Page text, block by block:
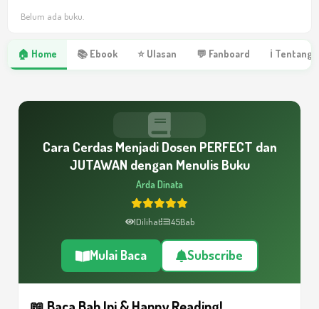
Belum ada buku.
🏠 Home 📚 Ebook ⭐ Ulasan 💬 Fanboard ℹ Tentang
Cara Cerdas Menjadi Dosen PERFECT dan
JUTAWAN dengan Menulis Buku
Arda Dinata
1Dilihat 145Bab
Mulai Baca Subscribe